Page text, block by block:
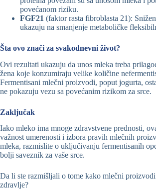
povećanom riziku.
FGF21 (faktor rasta fibroblasta 21):
ukazuju na smanjenje metaboličke
Šta ovo znači za svakodnevni život?
Ovi rezultati ukazuju da unos mleka treba
žena koje konzumiraju velike količine
Fermentisani mlečni proizvodi, poput jogurta,
ne pokazuju vezu sa povećanim rizikom za srce.
Zaključak
Iako mleko ima mnoge zdravstvene prednosti,
važnost umerenosti i izbora pravih mlečnih
mleka, razmislite o uključivanju fermentisanih
bolji saveznik za vaše srce.
Da li ste razmišljali o tome kako mlečni
zdravlje?